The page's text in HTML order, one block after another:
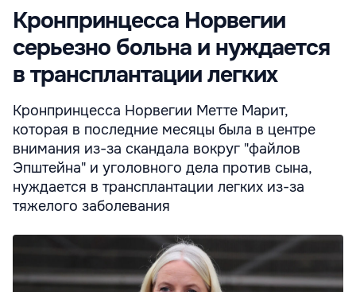
Кронпринцесса Норвегии
серьезно больна и нуждается
в трансплантации легких
Кронпринцесса Норвегии Метте Марит,
которая в последние месяцы была в центре
внимания из-за скандала вокруг "файлов
Эпштейна" и уголовного дела против сына,
нуждается в трансплантации легких из-за
тяжелого заболевания